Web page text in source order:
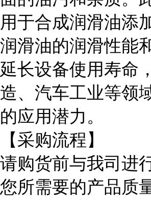
用于合成润滑油添
润滑油的润滑性能
延长设备使用寿命
造、汽车工业等领
的应用潜力。
【采购流程】
请购货前与我司进
您所需要的产品质